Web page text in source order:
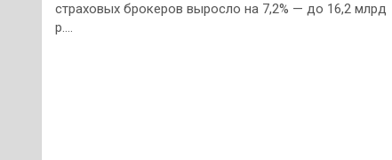
страховых брокеров выросло на 7,2% — до 16,2 млрд
р.…